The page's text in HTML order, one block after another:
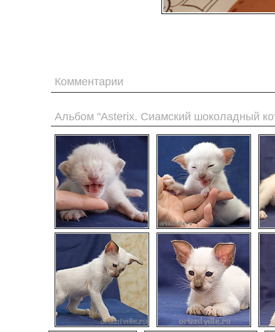
Комментарии
Альбом "Asterix. Сиамский шоколадный